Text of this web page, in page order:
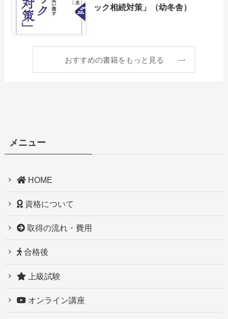
ック相続対策」（幼冬舎）
おすすめの書籍をもっと見る
メニュー
HOME
資格について
取得の流れ・費用
合格後
上級試験
オンライン講座